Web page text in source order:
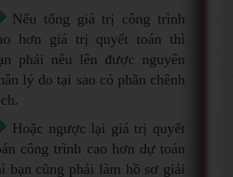
Nếu tổng giá trị công trình
hơn giá trị quyết toán thì
phải nêu lên được nguyên
lý do tại sao có phần chênh
Hoặc ngược lại giá trị quyết
công trình cao hơn dự toán
bạn cũng phải làm hồ sơ giải